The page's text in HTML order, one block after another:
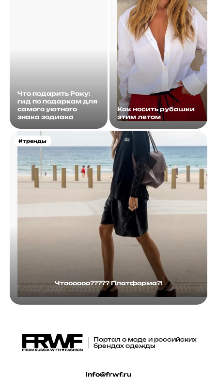
Что подарить Раку:
гид по подаркам для
самого уютного
знака зодиака
Как носить рубашки
этим летом
#тренды
Чтоооооо????? Платформа?!
Портал о моде и российских
брендах одежды
info@frwf.ru